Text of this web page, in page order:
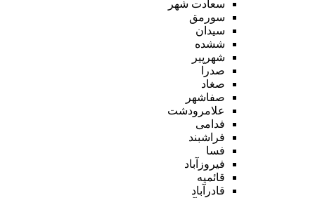
سعادت شهر
سورمق
سیدان
ششده
شهرپیر
صدرا
صغاد
صفاشهر
علامرودشت
فدامی
فراشبند
فسا
فیروزآباد
قائمیه
قادرآباد